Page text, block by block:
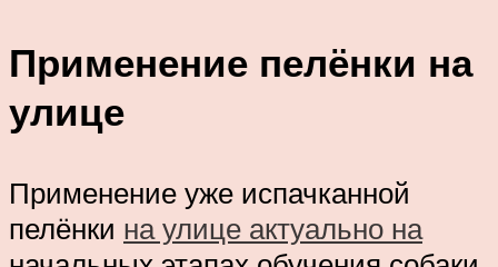
Применение пелёнки на
улице
Применение уже испачканной
пелёнки на улице актуально на